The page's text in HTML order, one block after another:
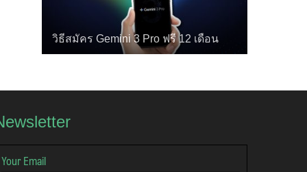
วิธีสมัคร Gemini 3 Pro ฟรี 12 เดือน
Your Email